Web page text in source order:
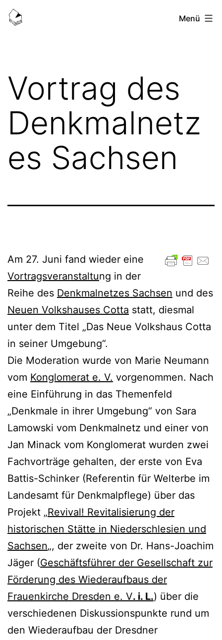
Zum
Inhalt
HausBoden-
Menü
Vortrag des
Denkmalnetz
es Sachsen
Am 27. Juni fand wieder eine
Vortragsveranstaltung in der
Reihe des Denkmalnetzes Sachsen und des
Neuen Volkshauses Cotta statt, diesmal
unter dem Titel „Das Neue Volkshaus Cotta
in seiner Umgebung“.
Die Moderation wurde von Marie Neumann
vom Konglomerat e. V. vorgenommen. Nach
eine Einführung in das Themenfeld
„Denkmale in ihrer Umgebung“ von Sara
Lamowski vom Denkmalnetz und einer von
Jan Minack vom Konglomerat wurden zwei
Fachvorträge gehalten, der erste von Eva
Battis-Schinker (Referentin für Welterbe im
Landesamt für Denkmalpflege) über das
Projekt „Revival! Revitalisierung der
historischen Stätte in Niederschlesien und
Sachsen„, der zweite von Dr. Hans-Joachim
Jäger (Geschäftsführer der Gesellschaft zur
Förderung des Wiederaufbaus der
Frauenkirche Dresden e. V. i. L.) über die
verschiedenen Diskussionspunkte rund um
den Wiederaufbau der Dresdner